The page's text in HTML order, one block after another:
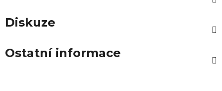
Diskuze
Ostatní informace